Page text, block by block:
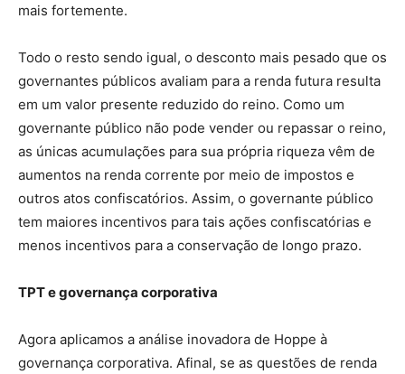
mais fortemente.
Todo o resto sendo igual, o desconto mais pesado que os
governantes públicos avaliam para a renda futura resulta
em um valor presente reduzido do reino. Como um
governante público não pode vender ou repassar o reino,
as únicas acumulações para sua própria riqueza vêm de
aumentos na renda corrente por meio de impostos e
outros atos confiscatórios. Assim, o governante público
tem maiores incentivos para tais ações confiscatórias e
menos incentivos para a conservação de longo prazo.
TPT e governança corporativa
Agora aplicamos a análise inovadora de Hoppe à
governança corporativa. Afinal, se as questões de renda